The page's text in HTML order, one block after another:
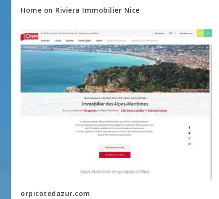
Home on Riviera Immobilier Nice
orpicotedazur.com